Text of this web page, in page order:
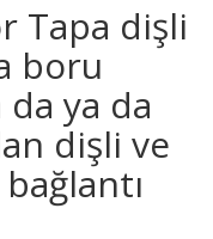
Tapa dişli
boru
ya da
dişli ve